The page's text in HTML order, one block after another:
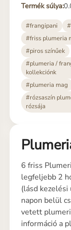
Termék súlya:
#frangipani
#friss plumeria
#piros színűek
#plumeria /
kollekciónk
#plumeria mag
#rózsaszín
rózsája
6 friss
legfeljebb 2
(lásd
napon belül
vetett
információ a